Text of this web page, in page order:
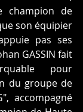
champion de
son équipier
pas ses
GASSIN fait
pour
du groupe de
accompagné